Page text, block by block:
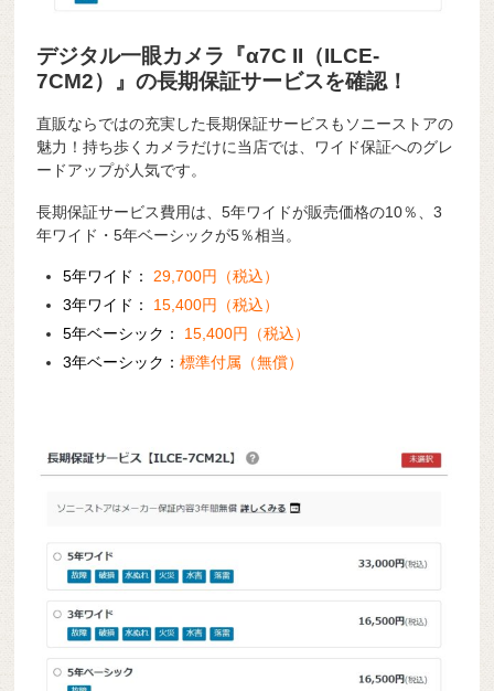
デジタル一眼カメラ『α7C II（ILCE-
7CM2）』の長期保証サービスを確認！
直販ならではの充実した長期保証サービスもソニーストアの
魅力！持ち歩くカメラだけに当店では、ワイド保証へのグレ
ードアップが人気です。
長期保証サービス費用は、5年ワイドが販売価格の10％、3
年ワイド・5年ベーシックが5％相当。
5年ワイド：
29,700円（税込）
3年ワイド：
15,400円（税込）
5年ベーシック：
15,400円（税込）
3年ベーシック：標準付属（無償）